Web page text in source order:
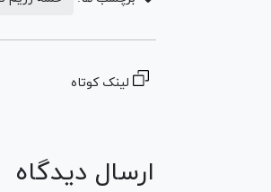
لینک کوتاه
ارسال دیدگاه